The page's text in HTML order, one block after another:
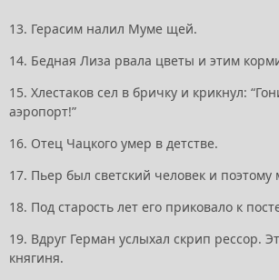
13. Герасим налил Муме щей.
14. Бедная Лиза рвала цветы и этим
15. Хлестаков сел в бричку и крикнул:
аэропорт!”
16. Отец Чацкого умер в детстве.
17. Пьер был светский человек и поэтому
18. Под старость лет его приковало к
19. Вдруг Герман услыхал скрип рессор.
княгиня.